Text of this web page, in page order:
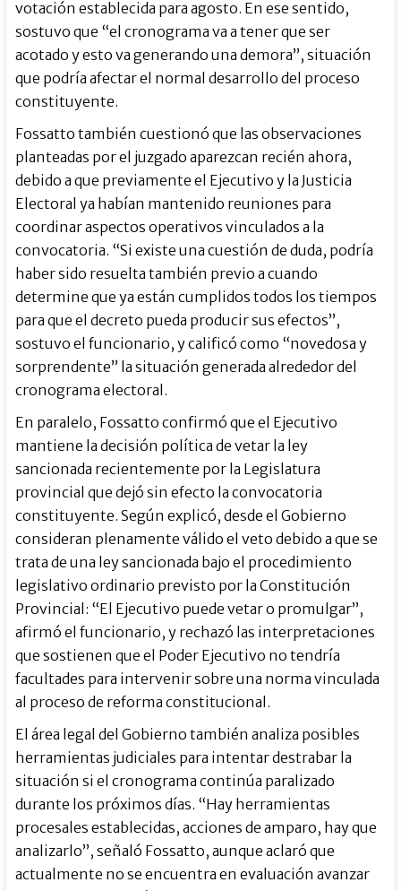
votación establecida para agosto. En ese sentido,
sostuvo que “el cronograma va a tener que ser
acotado y esto va generando una demora”, situación
que podría afectar el normal desarrollo del proceso
constituyente.
Fossatto también cuestionó que las observaciones
planteadas por el juzgado aparezcan recién ahora,
debido a que previamente el Ejecutivo y la Justicia
Electoral ya habían mantenido reuniones para
coordinar aspectos operativos vinculados a la
convocatoria. “Si existe una cuestión de duda, podría
haber sido resuelta también previo a cuando
determine que ya están cumplidos todos los tiempos
para que el decreto pueda producir sus efectos”,
sostuvo el funcionario, y calificó como “novedosa y
sorprendente” la situación generada alrededor del
cronograma electoral.
En paralelo, Fossatto confirmó que el Ejecutivo
mantiene la decisión política de vetar la ley
sancionada recientemente por la Legislatura
provincial que dejó sin efecto la convocatoria
constituyente. Según explicó, desde el Gobierno
consideran plenamente válido el veto debido a que se
trata de una ley sancionada bajo el procedimiento
legislativo ordinario previsto por la Constitución
Provincial: “El Ejecutivo puede vetar o promulgar”,
afirmó el funcionario, y rechazó las interpretaciones
que sostienen que el Poder Ejecutivo no tendría
facultades para intervenir sobre una norma vinculada
al proceso de reforma constitucional.
El área legal del Gobierno también analiza posibles
herramientas judiciales para intentar destrabar la
situación si el cronograma continúa paralizado
durante los próximos días. “Hay herramientas
procesales establecidas, acciones de amparo, hay que
analizarlo”, señaló Fossatto, aunque aclaró que
actualmente no se encuentra en evaluación avanzar